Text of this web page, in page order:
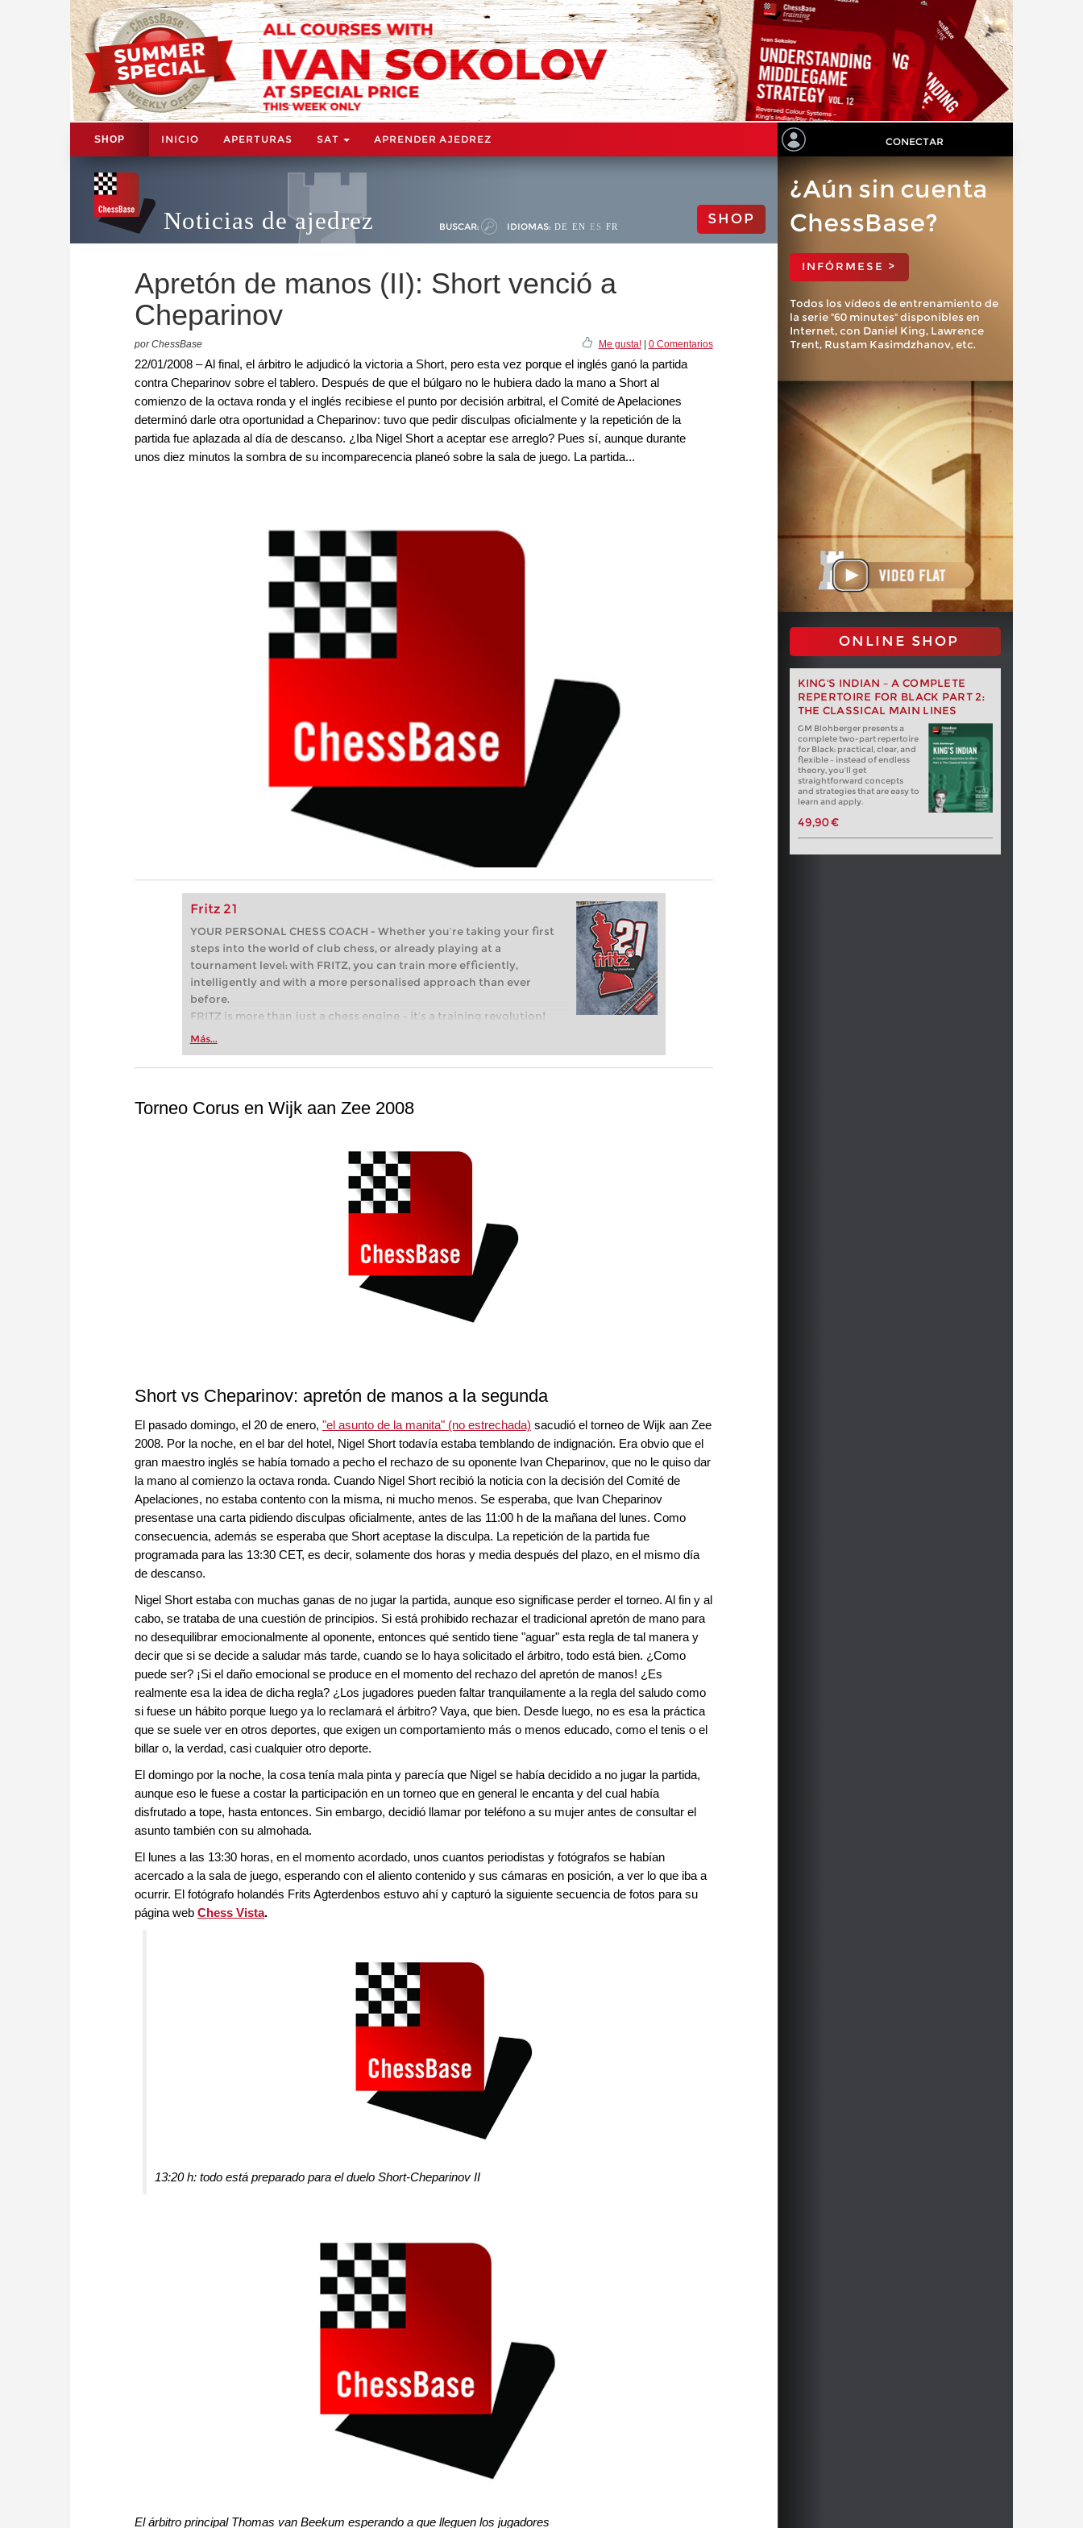
SHOP INICIO APERTURAS SAT APRENDER AJEDREZ CONECTAR
Noticias de ajedrez BUSCAR: IDIOMAS: DE EN ES FR SHOP
Apretón de manos (II): Short venció a
Cheparinov
por ChessBase Me gusta!| 0 Comentarios
22/01/2008 – Al final, el árbitro le adjudicó la victoria a Short, pero esta vez porque el inglés ganó la partida
contra Cheparinov sobre el tablero. Después de que el búlgaro no le hubiera dado la mano a Short al
comienzo de la octava ronda y el inglés recibiese el punto por decisión arbitral, el Comité de Apelaciones
determinó darle otra oportunidad a Cheparinov: tuvo que pedir disculpas oficialmente y la repetición de la
partida fue aplazada al día de descanso. ¿Iba Nigel Short a aceptar ese arreglo? Pues sí, aunque durante
unos diez minutos la sombra de su incomparecencia planeó sobre la sala de juego. La partida...
Fritz 21
YOUR PERSONAL CHESS COACH - Whether you’re taking your first
steps into the world of club chess, or already playing at a
tournament level: with FRITZ, you can train more efficiently,
intelligently and with a more personalised approach than ever
before.
FRITZ is more than just a chess engine – it’s a training revolution!
Whether you’re taking your first steps into the world of club chess,
more efficiently, intelligently and with a more personalised
Más...
¿Aún sin cuenta
ChessBase?
INFÓRMESE >
Todos los vídeos de entrenamiento de
la serie "60 minutes" disponibles en
Internet, con Daniel King, Lawrence
Trent, Rustam Kasimdzhanov, etc.
ONLINE SHOP
KING'S INDIAN – A COMPLETE
REPERTOIRE FOR BLACK PART 2:
THE CLASSICAL MAIN LINES
GM Blohberger presents a
complete two-part repertoire
for Black: practical, clear, and
flexible – instead of endless
theory, you’ll get
straightforward concepts
and strategies that are easy to
learn and apply.
49,90 €
Torneo Corus en Wijk aan Zee 2008
Short vs Cheparinov: apretón de manos a la segunda
El pasado domingo, el 20 de enero, "el asunto de la manita" (no estrechada) sacudió el torneo de Wijk aan Zee
2008. Por la noche, en el bar del hotel, Nigel Short todavía estaba temblando de indignación. Era obvio que el
gran maestro inglés se había tomado a pecho el rechazo de su oponente Ivan Cheparinov, que no le quiso dar
la mano al comienzo la octava ronda. Cuando Nigel Short recibió la noticia con la decisión del Comité de
Apelaciones, no estaba contento con la misma, ni mucho menos. Se esperaba, que Ivan Cheparinov
presentase una carta pidiendo disculpas oficialmente, antes de las 11:00 h de la mañana del lunes. Como
consecuencia, además se esperaba que Short aceptase la disculpa. La repetición de la partida fue
programada para las 13:30 CET, es decir, solamente dos horas y media después del plazo, en el mismo día
de descanso.
Nigel Short estaba con muchas ganas de no jugar la partida, aunque eso significase perder el torneo. Al fin y al
cabo, se trataba de una cuestión de principios. Si está prohibido rechazar el tradicional apretón de mano para
no desequilibrar emocionalmente al oponente, entonces qué sentido tiene "aguar" esta regla de tal manera y
decir que si se decide a saludar más tarde, cuando se lo haya solicitado el árbitro, todo está bien. ¿Como
puede ser? ¡Si el daño emocional se produce en el momento del rechazo del apretón de manos! ¿Es
realmente esa la idea de dicha regla? ¿Los jugadores pueden faltar tranquilamente a la regla del saludo como
si fuese un hábito porque luego ya lo reclamará el árbitro? Vaya, que bien. Desde luego, no es esa la práctica
que se suele ver en otros deportes, que exigen un comportamiento más o menos educado, como el tenis o el
billar o, la verdad, casi cualquier otro deporte.
El domingo por la noche, la cosa tenía mala pinta y parecía que Nigel se había decidido a no jugar la partida,
aunque eso le fuese a costar la participación en un torneo que en general le encanta y del cual había
disfrutado a tope, hasta entonces. Sin embargo, decidió llamar por teléfono a su mujer antes de consultar el
asunto también con su almohada.
El lunes a las 13:30 horas, en el momento acordado, unos cuantos periodistas y fotógrafos se habían
acercado a la sala de juego, esperando con el aliento contenido y sus cámaras en posición, a ver lo que iba a
ocurrir. El fotógrafo holandés Frits Agterdenbos estuvo ahí y capturó la siguiente secuencia de fotos para su
página web Chess Vista.
13:20 h: todo está preparado para el duelo Short-Cheparinov II
El árbitro principal Thomas van Beekum esperando a que lleguen los jugadores